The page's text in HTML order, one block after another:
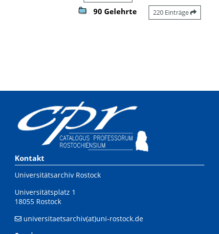
90 Gelehrte 220 Einträge
Kontakt
Universitätsarchiv Rostock
Universitätsplatz 1
18055 Rostock
universitaetsarchiv(at)uni-rostock.de